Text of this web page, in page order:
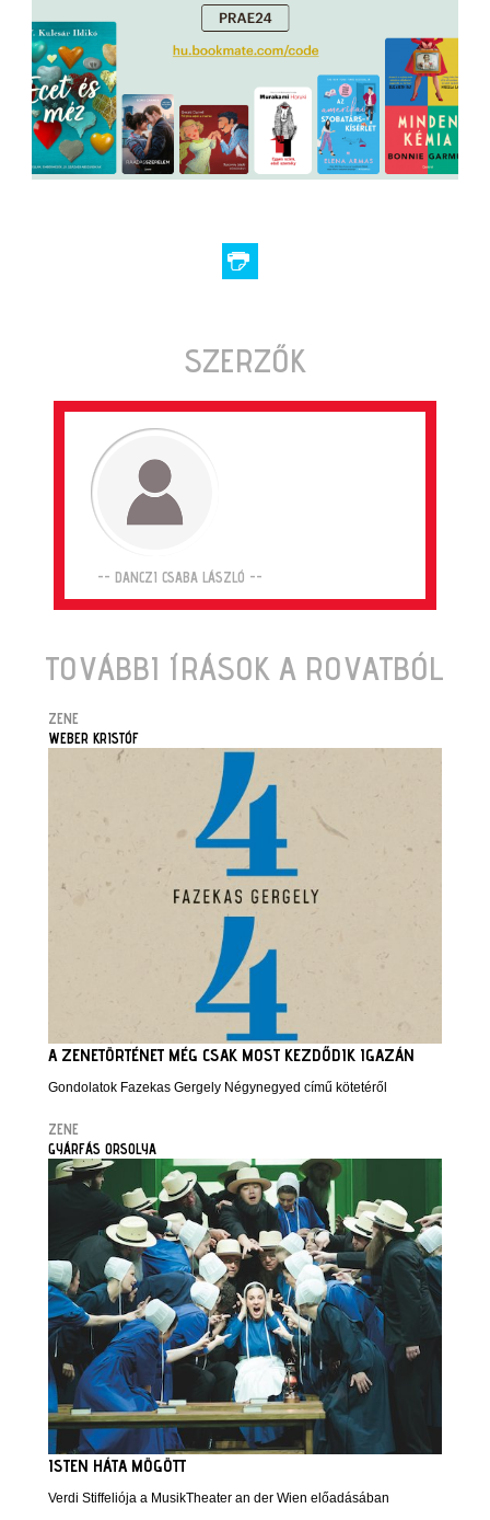
SZERZŐK
-- DANCZI CSABA LÁSZLÓ --
TOVÁBBI ÍRÁSOK A ROVATBÓL
ZENE
WEBER KRISTÓF
A ZENETÖRTÉNET MÉG CSAK MOST KEZDŐDIK IGAZÁN
Gondolatok Fazekas Gergely Négynegyed című kötetéről
ZENE
GYÁRFÁS ORSOLYA
ISTEN HÁTA MÖGÖTT
Verdi Stiffeliója a MusikTheater an der Wien előadásában